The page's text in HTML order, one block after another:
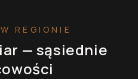
REGIONIE
— sąsiednie